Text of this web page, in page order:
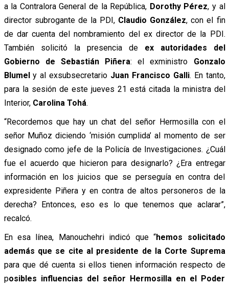
a la Contralora General de la República, Dorothy Pérez, y al
director subrogante de la PDI, Claudio González, con el fin
de dar cuenta del nombramiento del ex director de la PDI.
También solicitó la presencia de ex autoridades del
Gobierno de Sebastián Piñera: el exministro Gonzalo
Blumely al exsubsecretario Juan Francisco Galli. En tanto,
para la sesión de este jueves 21 está citada la ministra del
Interior, Carolina Tohá.
“Recordemos que hay un chat del señor Hermosilla con el
señor Muñoz diciendo ‘misión cumplida’ al momento de ser
designado como jefe de la Policía de Investigaciones. ¿Cuál
fue el acuerdo que hicieron para designarlo? ¿Era entregar
información en los juicios que se perseguía en contra del
expresidente Piñera y en contra de altos personeros de la
derecha? Entonces, eso es lo que tenemos que aclarar”,
recalcó.
En esa línea, Manouchehri indicó que “hemos solicitado
además que se cite al presidente de la Corte Suprema
para que dé cuenta si ellos tienen información respecto de
posibles influencias del señor Hermosilla en el Poder